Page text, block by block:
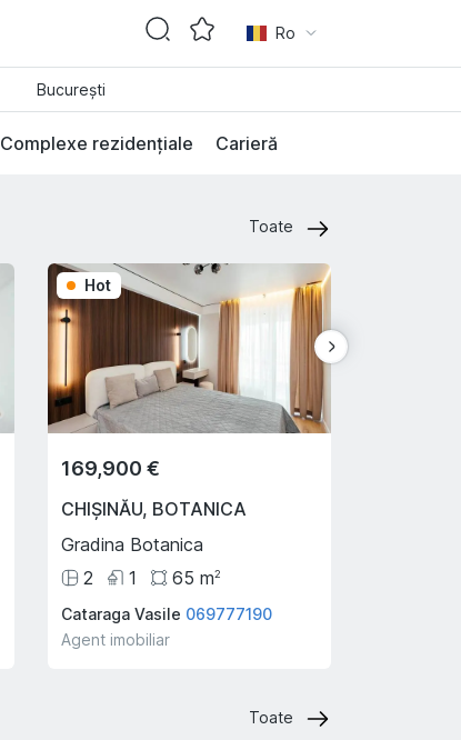
București
Complexe rezidențiale Carieră
Toate
Hot
169,900 €
CHIȘINĂU, BOTANICA
Gradina Botanica
2
1 65 m2
Cataraga Vasile 069777190
Agent imobiliar
Toate
Ro